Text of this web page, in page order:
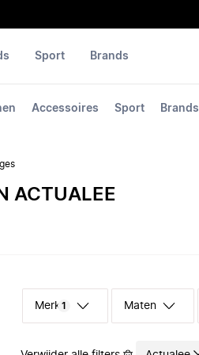
Accessoires Sport Brands
Sport Brands
ACTUALEE
Merk 1 Maten